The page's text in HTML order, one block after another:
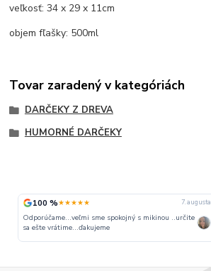
veľkosť: 34 x 29 x 11cm
objem fľašky: 500ml
Tovar zaradený v kategóriách
DARČEKY Z DREVA
HUMORNÉ DARČEKY
100 %★★★★★ 7. augusta
Odporúčame...veľmi sme spokojný s mikinou ..určite
sa ešte vrátime...ďakujeme